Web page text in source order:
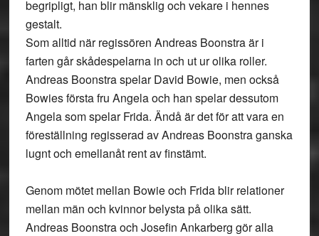
begripligt, han blir mänsklig och vekare i hennes
gestalt.
Som alltid när regissören Andreas Boonstra är i
farten går skådespelarna in och ut ur olika roller.
Andreas Boonstra spelar David Bowie, men också
Bowies första fru Angela och han spelar dessutom
Angela som spelar Frida. Ändå är det för att vara en
föreställning regisserad av Andreas Boonstra ganska
lugnt och emellanåt rent av finstämt.
Genom mötet mellan Bowie och Frida blir relationer
mellan män och kvinnor belysta på olika sätt.
Andreas Boonstra och Josefin Ankarberg gör alla